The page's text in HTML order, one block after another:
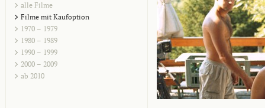
alle Filme
Filme mit Kaufoption
1970 – 1979
1980 – 1989
1990 – 1999
2000 – 2009
ab 2010